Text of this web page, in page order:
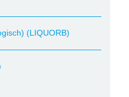
(LIQUORB)